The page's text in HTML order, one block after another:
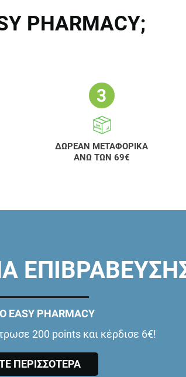
PHARMACY;
ΔΩΡΕΑΝ ΜΕΤΑΦΟΡΙΚΑ
ΑΝΩ ΤΩΝ 69€
EASY PHARMACY
200 points και κέρδισε 6€!
ΠΕΡΙΣΣΟΤΕΡΑ